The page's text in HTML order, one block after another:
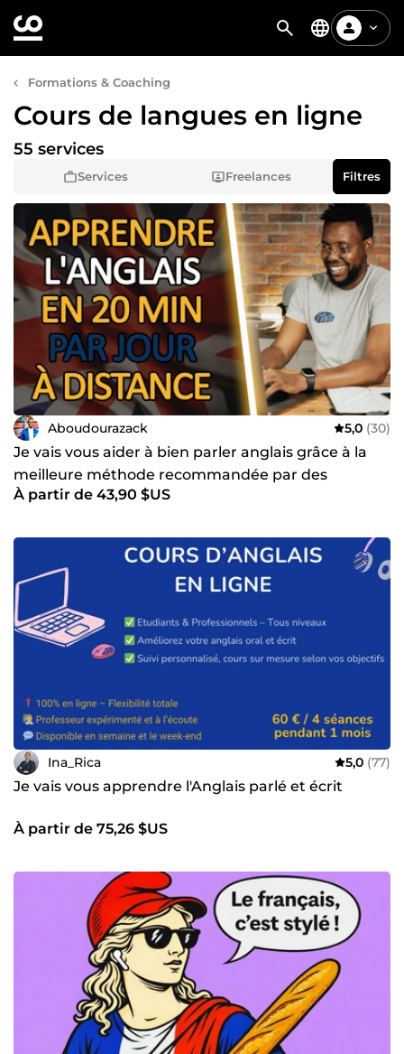
Formations & Coaching
Cours de langues en ligne
Services Freelances
55 services
Filtres
Aboudourazack 5,0 (30)
Je vais vous aider à bien parler anglais grâce à la
meilleure méthode recommandée par des
professionnels
À partir de 43,90 $US
Ina_Rica 5,0 (77)
Je vais vous apprendre l'Anglais parlé et écrit
À partir de 75,26 $US